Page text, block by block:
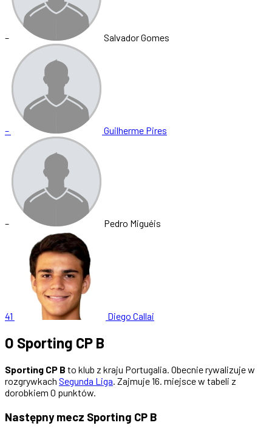
– Salvador Gomes
– Guilherme Pires
– Pedro Miguéis
41 Diego Callai
O Sporting CP B
Sporting CP B to klub z kraju Portugalia. Obecnie rywalizuje w
rozgrywkach Segunda Liga. Zajmuje 16. miejsce w tabeli z
dorobkiem 0 punktów.
Następny mecz Sporting CP B